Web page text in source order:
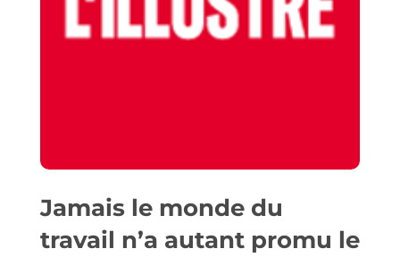
Jamais le monde du
travail n’a autant promu le